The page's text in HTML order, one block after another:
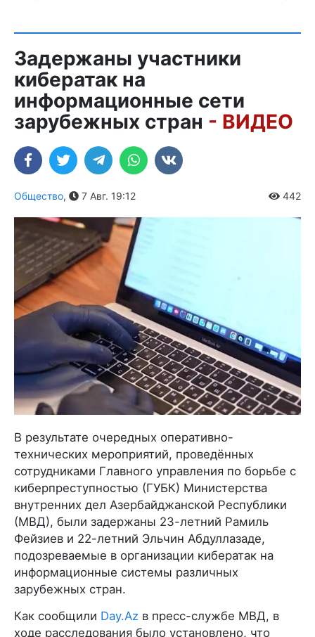
Задержаны участники
кибератак на
информационные сети
зарубежных стран - ВИДЕО
Общество, 7 Авг. 19:12 442
В результате очередных оперативно-
технических мероприятий, проведённых
сотрудниками Главного управления по борьбе с
киберпреступностью (ГУБК) Министерства
внутренних дел Азербайджанской Республики
(МВД), были задержаны 23-летний Рамиль
Фейзиев и 22-летний Эльчин Абдуллазаде,
подозреваемые в организации кибератак на
информационные системы различных
зарубежных стран.
Как сообщили Day.Az в пресс-службе МВД, в
ходе расследования было установлено, что